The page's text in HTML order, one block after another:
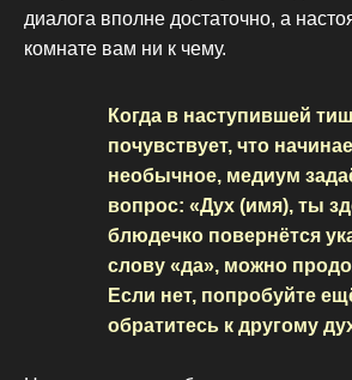
диалога вполне достаточно, а
комнате вам ни к чему.
Когда в наступившей
почувствует, что
необычное, медиум
вопрос: «Дух (имя), ты
блюдечко повернётся
слову «да», можно
Если нет, попробуйте
обратитесь к другому